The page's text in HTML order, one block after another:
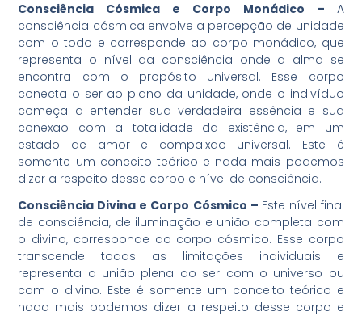
Consciência Cósmica e Corpo Monádico – A
consciência cósmica envolve a percepção de unidade
com o todo e corresponde ao corpo monádico, que
representa o nível da consciência onde a alma se
encontra com o propósito universal. Esse corpo
conecta o ser ao plano da unidade, onde o indivíduo
começa a entender sua verdadeira essência e sua
conexão com a totalidade da existência, em um
estado de amor e compaixão universal. Este é
somente um conceito teórico e nada mais podemos
dizer a respeito desse corpo e nível de consciência.
Consciência Divina e Corpo Cósmico – Este nível final
de consciência, de iluminação e união completa com
o divino, corresponde ao corpo cósmico. Esse corpo
transcende todas as limitações individuais e
representa a união plena do ser com o universo ou
com o divino. Este é somente um conceito teórico e
nada mais podemos dizer a respeito desse corpo e